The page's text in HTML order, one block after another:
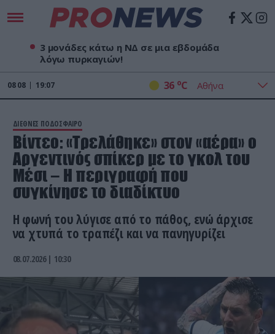
3 μονάδες κάτω η ΝΔ σε μια εβδομάδα
λόγω πυρκαγιών!
08 08 19:07 36 oC
ΔΙΕΘΝΕΣ ΠΟΔΟΣΦΑΙΡΟ
Βίντεο: «Τρελάθηκε» στον «αέρα» ο
Αργεντινός σπίκερ με το γκολ του
Μέσι – Η περιγραφή που
συγκίνησε το διαδίκτυο
Η φωνή του λύγισε από το πάθος, ενώ άρχισε
να χτυπά το τραπέζι και να πανηγυρίζει
08.07.2026 | 10:30